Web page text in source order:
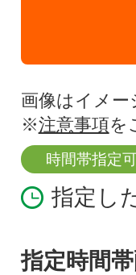
画像はイメー
※注意事項を
時間帯指定
指定し
指定時間